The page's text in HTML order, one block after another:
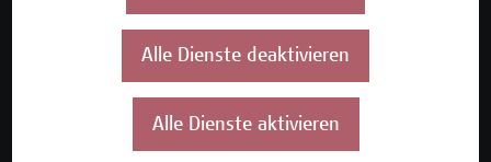
Inhouse-Weiterbildung
Beratungsleistungen
Die Campus Wien Academy
Referenzen und Partner*innen
Alle Dienste deaktivieren
Alle Dienste aktivieren